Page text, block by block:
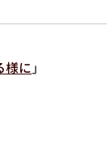
様に 」